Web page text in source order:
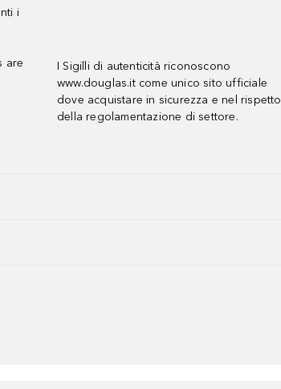
i
are
I Sigilli di autenticità riconoscono
www.douglas.it come unico sito ufficiale
dove acquistare in sicurezza e nel rispetto
della regolamentazione di settore.